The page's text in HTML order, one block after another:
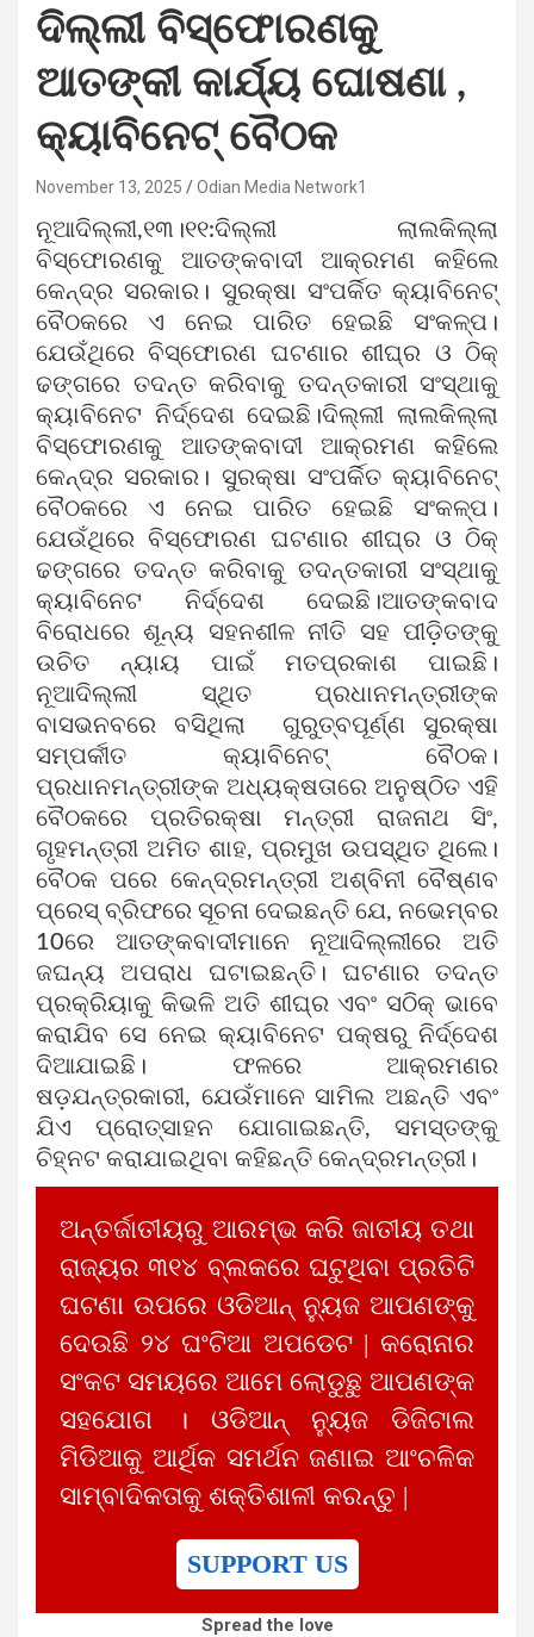
ଦିଲ୍ଲୀ ବିସ୍ଫୋରଣକୁ
ଆତଙ୍କୀ କାର୍ଯ୍ୟ ଘୋଷଣା ,
କ୍ୟାବିନେଟ୍ ବୈଠକ
November 13, 2025 Odian Media Network1
ନୂଆଦିଲ୍ଲୀ,୧୩।୧୧:ଦିଲ୍ଲୀ ଲାଲକିଲ୍ଲା
ବିସ୍ଫୋରଣକୁ ଆତଙ୍କବାଦୀ ଆକ୍ରମଣ କହିଲେ
କେନ୍ଦ୍ର ସରକାର। ସୁରକ୍ଷା ସଂପର୍କିତ କ୍ୟାବିନେଟ୍
ବୈଠକରେ ଏ ନେଇ ପାରିତ ହେଇଛି ସଂକଳ୍ପ।
ଯେଉଁଥିରେ ବିସ୍ଫୋରଣ ଘଟଣାର ଶୀଘ୍ର ଓ ଠିକ୍
ଢଙ୍ଗରେ ତଦନ୍ତ କରିବାକୁ ତଦନ୍ତକାରୀ ସଂସ୍ଥାକୁ
କ୍ୟାବିନେଟ ନିର୍ଦ୍ଦେଶ ଦେଇଛି।ଦିଲ୍ଲୀ ଲାଲକିଲ୍ଲା
ବିସ୍ଫୋରଣକୁ ଆତଙ୍କବାଦୀ ଆକ୍ରମଣ କହିଲେ
କେନ୍ଦ୍ର ସରକାର। ସୁରକ୍ଷା ସଂପର୍କିତ କ୍ୟାବିନେଟ୍
ବୈଠକରେ ଏ ନେଇ ପାରିତ ହେଇଛି ସଂକଳ୍ପ।
ଯେଉଁଥିରେ ବିସ୍ଫୋରଣ ଘଟଣାର ଶୀଘ୍ର ଓ ଠିକ୍
ଢଙ୍ଗରେ ତଦନ୍ତ କରିବାକୁ ତଦନ୍ତକାରୀ ସଂସ୍ଥାକୁ
କ୍ୟାବିନେଟ ନିର୍ଦ୍ଦେଶ ଦେଇଛି।ଆତଙ୍କବାଦ
ବିରୋଧରେ ଶୂନ୍ୟ ସହନଶୀଳ ନୀତି ସହ ପୀଡ଼ିତଙ୍କୁ
ଉଚିତ ନ୍ୟାୟ ପାଇଁ ମତପ୍ରକାଶ ପାଇଛି।
ନୂଆଦିଲ୍ଲୀ ସ୍ଥିତ ପ୍ରଧାନମନ୍ତ୍ରୀଙ୍କ
ବାସଭନବରେ ବସିଥିଲା ଗୁରୁତ୍ବପୂର୍ଣ୍ଣ ସୁରକ୍ଷା
ସମ୍ପର୍କୀତ କ୍ୟାବିନେଟ୍ ବୈଠକ।
ପ୍ରଧାନମନ୍ତ୍ରୀଙ୍କ ଅଧ୍ୟକ୍ଷତାରେ ଅନୁଷ୍ଠିତ ଏହି
ବୈଠକରେ ପ୍ରତିରକ୍ଷା ମନ୍ତ୍ରୀ ରାଜନାଥ ସିଂ,
ଗୃହମନ୍ତ୍ରୀ ଅମିତ ଶାହ, ପ୍ରମୁଖ ଉପସ୍ଥିତ ଥିଲେ।
ବୈଠକ ପରେ କେନ୍ଦ୍ରମନ୍ତ୍ରୀ ଅଶ୍ବିନୀ ବୈଷ୍ଣବ
ପ୍ରେସ୍ ବ୍ରିଫରେ ସୂଚନା ଦେଇଛନ୍ତି ଯେ, ନଭେମ୍ବର
10ରେ ଆତଙ୍କବାଦୀମାନେ ନୂଆଦିଲ୍ଲୀରେ ଅତି
ଜଘନ୍ୟ ଅପରାଧ ଘଟାଇଛନ୍ତି। ଘଟଣାର ତଦନ୍ତ
ପ୍ରକ୍ରିୟାକୁ କିଭଳି ଅତି ଶୀଘ୍ର ଏବଂ ସଠିକ୍ ଭାବେ
କରାଯିବ ସେ ନେଇ କ୍ୟାବିନେଟ ପକ୍ଷରୁ ନିର୍ଦ୍ଦେଶ
ଦିଆଯାଇଛି। ଫଳରେ ଆକ୍ରମଣର
ଷଡ଼ଯନ୍ତ୍ରକାରୀ, ଯେଉଁମାନେ ସାମିଲ ଅଛନ୍ତି ଏବଂ
ଯିଏ ପ୍ରୋତ୍ସାହନ ଯୋଗାଇଛନ୍ତି, ସମସ୍ତଙ୍କୁ
ଚିହ୍ନଟ କରାଯାଇଥିବା କହିଛନ୍ତି କେନ୍ଦ୍ରମନ୍ତ୍ରୀ।
ଅନ୍ତର୍ଜାତୀୟରୁ ଆରମ୍ଭ କରି ଜାତୀୟ ତଥା
ରାଜ୍ୟର ୩୧୪ ବ୍ଲକରେ ଘଟୁଥିବା ପ୍ରତିଟି
ଘଟଣା ଉପରେ ଓଡିଆନ୍ ନ୍ୟୁଜ ଆପଣଙ୍କୁ
ଦେଉଛି ୨୪ ଘଂଟିଆ ଅପଡେଟ | କରୋନାର
ସଂକଟ ସମୟରେ ଆମେ ଲୋଡୁଛୁ ଆପଣଙ୍କ
ସହଯୋଗ । ଓଡିଆନ୍ ନ୍ୟୁଜ ଡିଜିଟାଲ
ମିଡିଆକୁ ଆର୍ଥିକ ସମର୍ଥନ ଜଣାଇ ଆଂଚଳିକ
ସାମ୍ବାଦିକତାକୁ ଶକ୍ତିଶାଳୀ କରନ୍ତୁ |
SUPPORT US
Spread the love